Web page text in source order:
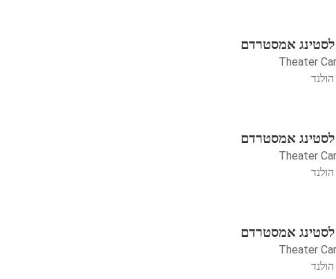
לסטינג אמסטרדם
Theater
לסטינג אמסטרדם
Theater
לסטינג אמסטרדם
Theater